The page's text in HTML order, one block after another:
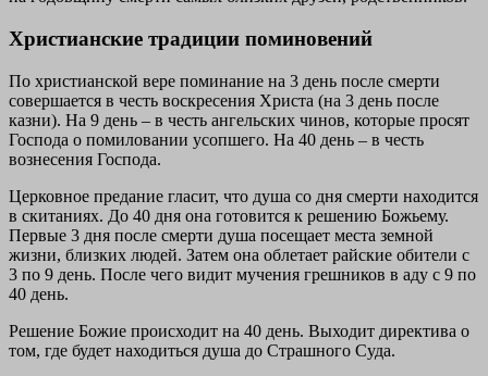
Христианские традиции поминовений
По христианской вере поминание на 3 день после смерти
совершается в честь воскресения Христа (на 3 день после
казни). На 9 день – в честь ангельских чинов, которые просят
Господа о помиловании усопшего. На 40 день – в честь
вознесения Господа.
Церковное предание гласит, что душа со дня смерти находится
в скитаниях. До 40 дня она готовится к решению Божьему.
Первые 3 дня после смерти душа посещает места земной
жизни, близких людей. Затем она облетает райские обители с
3 по 9 день. После чего видит мучения грешников в аду с 9 по
40 день.
Решение Божие происходит на 40 день. Выходит директива о
том, где будет находиться душа до Страшного Суда.